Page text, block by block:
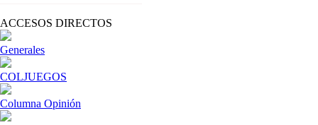
ACCESOS DIRECTOS
Generales
COLJUEGOS
Columna Opinión